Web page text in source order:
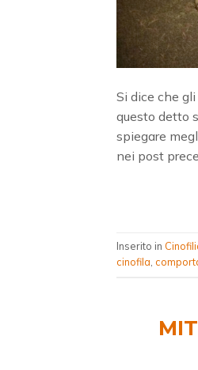
Si dice che
questo detto
spiegare
nei post
Inserito in
cinofila